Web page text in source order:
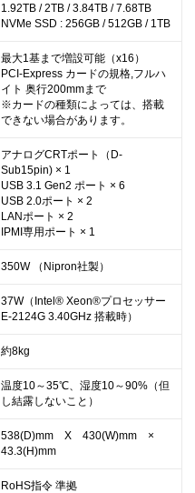
1.92TB / 2TB / 3.84TB / 7.68TB
NVMe SSD : 256GB / 512GB / 1TB
最大1基まで増設可能（x16）
PCI-Express カードの規格,フルハ
イト 奥行200mmまで
※カードの種類によっては、搭載
できない場合があります。
アナログCRTポート（D-
Sub15pin) × 1
USB 3.1 Gen2 ポート × 6
USB 2.0ポート × 2
LANポート × 2
IPMI専用ポート × 1
350W （Nipron社製）
37W（Intel® Xeon®プロセッサー
E-2124G 3.40GHz 搭載時）
約8kg
温度10～35℃、湿度10～90%（但
し結露しないこと）
538(D)mm X 430(W)mm ×
43.3(H)mm
RoHS指令 準拠